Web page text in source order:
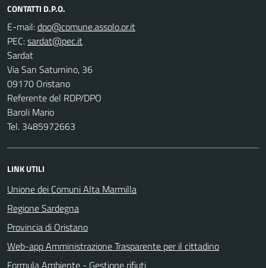
CONTATTI D.P.O.
E-mail:
PEC:
Sardat
Via San Saturnino, 36
09170 Oristano
Referente del RDP/DPO
Baroli Mario
Tel. 3485972663
LINK UTILI
Unione dei Comuni Alta Marmilla
Regione Sardegna
Provincia di Oristano
Web-app Amministrazione Trasparente per il cittadino
Formula Ambiente - Gestione rifiuti